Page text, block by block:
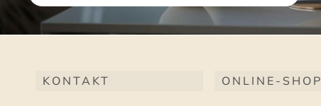
KONTAKT ONLINE-SHOP